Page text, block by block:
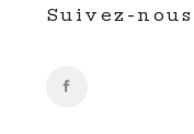
Suivez-nous